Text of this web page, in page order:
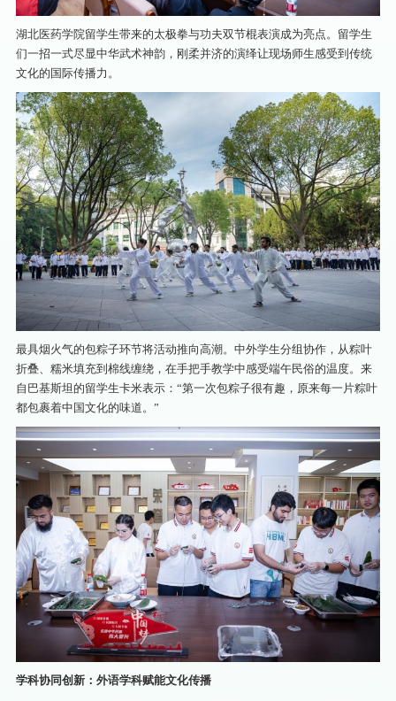
湖北医药学院留学生带来的太极拳与功夫双节棍表演成为亮点。留学生
们一招一式尽显中华武术神韵，刚柔并济的演绎让现场师生感受到传统
文化的国际传播力。
最具烟火气的包粽子环节将活动推向高潮。中外学生分组协作，从粽叶
折叠、糯米填充到棉线缠绕，在手把手教学中感受端午民俗的温度。来
自巴基斯坦的留学生卡米表示：“第一次包粽子很有趣，原来每一片粽叶
都包裹着中国文化的味道。”
学科协同创新：外语学科赋能文化传播